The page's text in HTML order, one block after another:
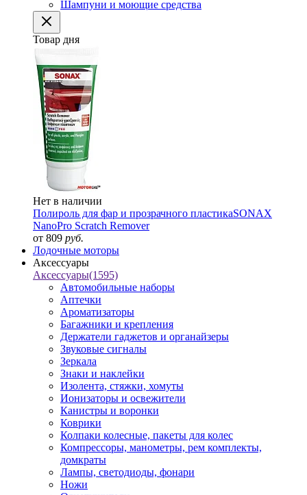
Шампуни и моющие средства
Товар дня
Нет в наличии
Полироль для фар и прозрачного пластикаSONAX
NanoPro Scratch Remover
от 809 руб.
Лодочные моторы
Аксессуары
Аксессуары(1595)
Автомобильные наборы
Аптечки
Ароматизаторы
Багажники и крепления
Держатели гаджетов и органайзеры
Звуковые сигналы
Зеркала
Знаки и наклейки
Изолента, стяжки, хомуты
Ионизаторы и освежители
Канистры и воронки
Коврики
Колпаки колесные, пакеты для колес
Компрессоры, манометры, рем комплекты,
домкраты
Лампы, светодиоды, фонари
Ножи